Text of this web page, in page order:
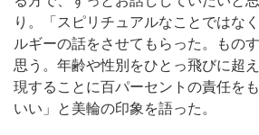
り。「スピリチュアルなことではな
ルギーの話をさせてもらった。もの
思う。年齢や性別をひとっ飛びに超
現することに百パーセントの責任を
いい」と美輪の印象を語った。